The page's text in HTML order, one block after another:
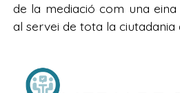
de la mediació com una
al servei de tota la ciutadania